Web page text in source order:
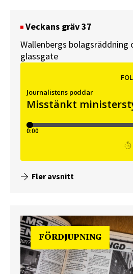
Veckans gräv 37
Wallenbergs bolagsräddning
glassgate
Fler avsnitt
FÖRDJUPNING